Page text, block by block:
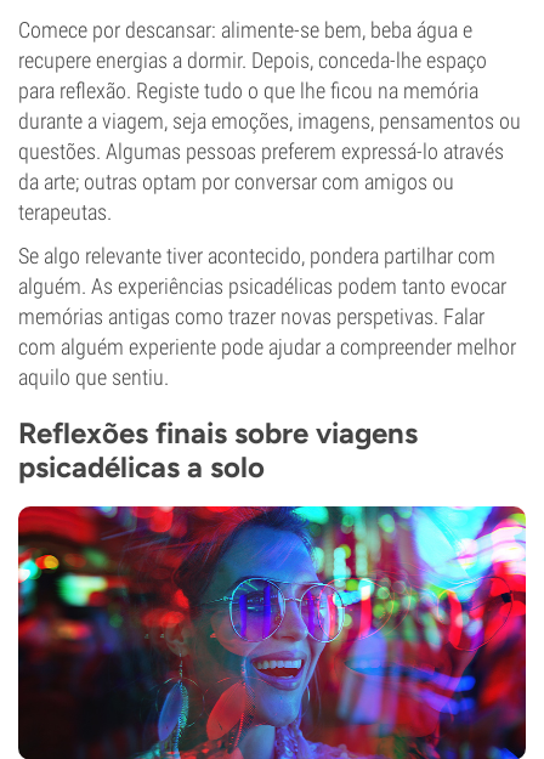
Comece por descansar: alimente-se bem, beba água e
recupere energias a dormir. Depois, conceda-lhe espaço
para reflexão. Registe tudo o que lhe ficou na memória
durante a viagem, seja emoções, imagens, pensamentos ou
questões. Algumas pessoas preferem expressá-lo através
da arte; outras optam por conversar com amigos ou
terapeutas.
Se algo relevante tiver acontecido, pondera partilhar com
alguém. As experiências psicadélicas podem tanto evocar
memórias antigas como trazer novas perspetivas. Falar
com alguém experiente pode ajudar a compreender melhor
aquilo que sentiu.
Reflexões finais sobre viagens
psicadélicas a solo